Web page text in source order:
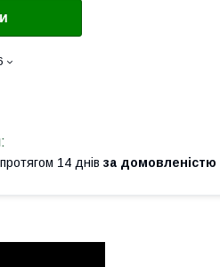
14 днів за домовленістю